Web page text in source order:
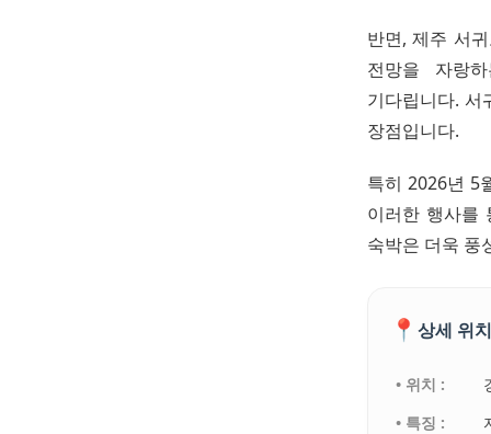
반면, 제주 서
전망을 자랑
기다립니다.
장점입니다.
특히 2026년 5
이러한 행사를
숙박은 더욱 풍
📍 상세 위
• 위치 :
• 특징 :